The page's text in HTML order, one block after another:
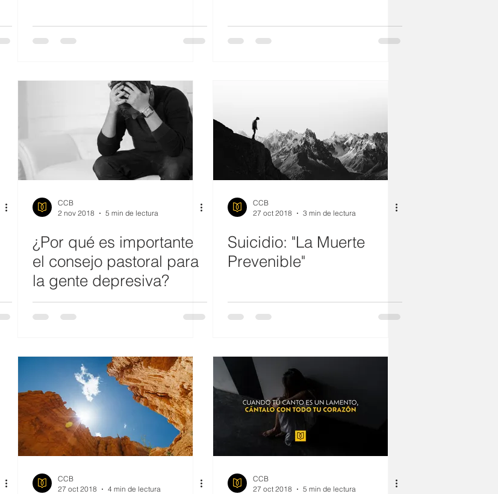
CCB
2 nov 2018
5 min de lectura
¿Por qué es importante
el consejo pastoral para
la gente depresiva?
CCB
27 oct 2018
3 min de lectura
Suicidio: "La Muerte
Prevenible"
CCB
27 oct 2018
4 min de lectura
CCB
27 oct 2018
5 min de lectura